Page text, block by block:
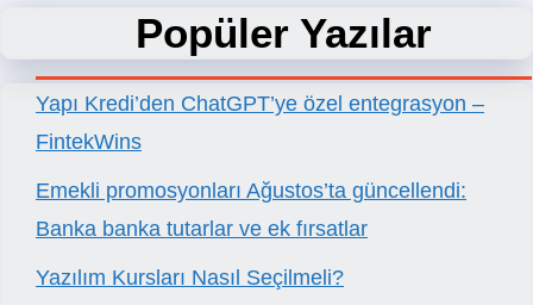
Popüler Yazılar
Yapı Kredi’den ChatGPT’ye özel entegrasyon –
FintekWins
Emekli promosyonları Ağustos’ta güncellendi:
Banka banka tutarlar ve ek fırsatlar
Yazılım Kursları Nasıl Seçilmeli?